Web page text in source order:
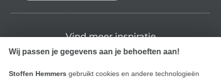
Vind meer inspiratie
Wij passen je gegevens aan je behoeften aan!
Stoffen Hemmers gebruikt cookies en andere technologieën